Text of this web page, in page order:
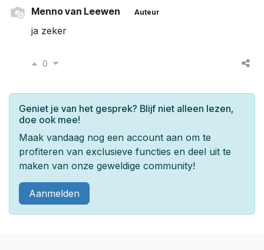
Menno van Leewen Auteur
ja zeker
0
Geniet je van het gesprek? Blijf niet alleen lezen,
doe ook mee!
Maak vandaag nog een account aan om te
profiteren van exclusieve functies en deel uit te
maken van onze geweldige community!
Aanmelden